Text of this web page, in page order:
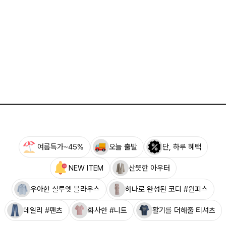
여름특가~45% 오늘 출발 단, 하루 혜택
NEW ITEM 산뜻한 아우터
우아한 실루엣 블라우스 하나로 완성된 코디 #원피스
데일리 #팬츠 화사한 #니트 활기를 더해줄 티셔츠